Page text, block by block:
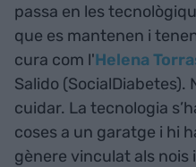
passa en les
que es mantenen i
cura com l'Helena
Salido (SocialDiabetes).
cuidar. La tecnologia
coses a un garatge i hi
gènere vinculat als nois